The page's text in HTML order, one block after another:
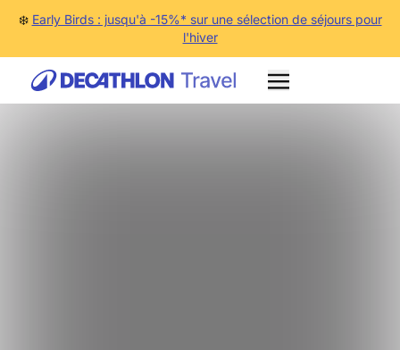
❄️ Early Birds : jusqu'à -15%* sur une sélection de séjours pour
l'hiver